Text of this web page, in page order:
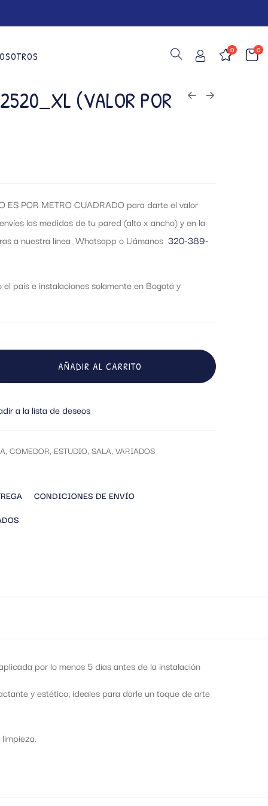
0
0
(VALOR POR
ES POR METRO CUADRADO para darte el valor
las medidas de tu pared (alto x ancho) y en la
a nuestra línea Whatsapp o Llámanos 320-389-
país e instalaciones solamente en Bogotá y
AÑADIR AL CARRITO
a la lista de deseos
, COMEDOR, ESTUDIO, SALA, VARIADOS
CONDICIONES DE ENVÍO
por lo menos 5 días antes de la instalación
y estético, ideales para darle un toque de arte